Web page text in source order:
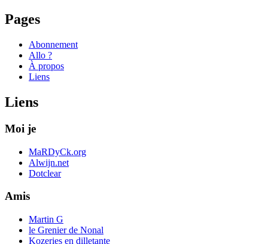
Pages
Abonnement
Allo ?
À propos
Liens
Liens
Moi je
MaRDyCk.org
Alwijn.net
Dotclear
Amis
Martin G
le Grenier de Nonal
Kozeries en dilletante